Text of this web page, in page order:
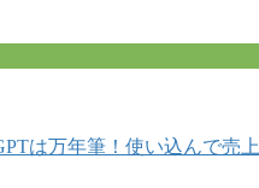
は万年筆！使い込んで売